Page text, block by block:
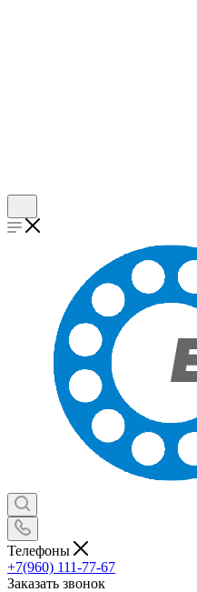
Телефоны
+7(960) 111-77-67
Заказать звонок